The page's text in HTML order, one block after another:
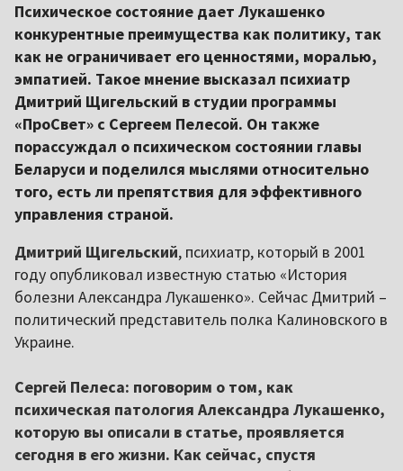
Психическое состояние дает Лукашенко
конкурентные преимущества как политику, так
как не ограничивает его ценностями, моралью,
эмпатией. Такое мнение высказал психиатр
Дмитрий Щигельский в студии программы
«ПроСвет» с Сергеем Пелесой. Он также
порассуждал о психическом состоянии главы
Беларуси и поделился мыслями относительно
того, есть ли препятствия для эффективного
управления страной.
Дмитрий Щигельский, психиатр, который в 2001
году опубликовал известную статью «История
болезни Александра Лукашенко». Сейчас Дмитрий –
политический представитель полка Калиновского в
Украине.
Сергей Пелеса: поговорим о том, как
психическая патология Александра Лукашенко,
которую вы описали в статье, проявляется
сегодня в его жизни. Как сейчас, спустя